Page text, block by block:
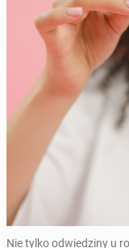
Nie tylko odwiedziny u